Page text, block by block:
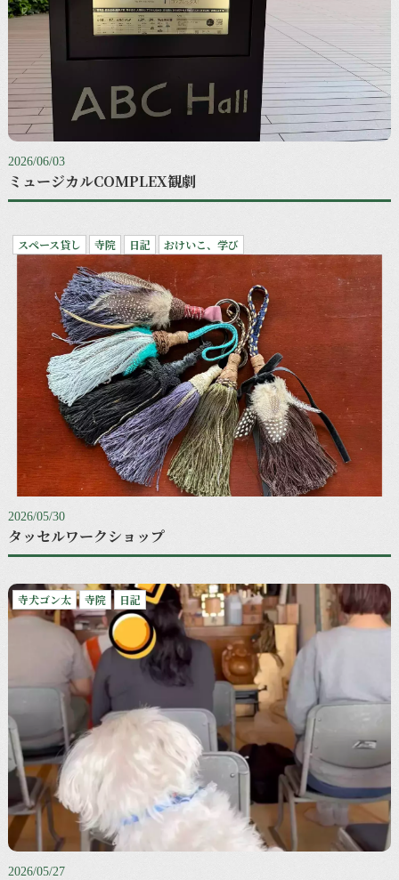
2026/06/03
ミュージカルCOMPLEX観劇
スペース貸し 寺院 日記 おけいこ、学び
2026/05/30
タッセルワークショップ
寺犬ゴン太 寺院 日記
2026/05/27